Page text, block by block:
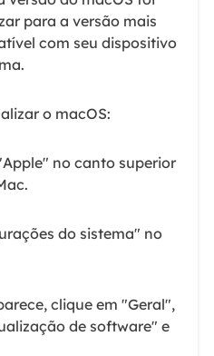
para a versão mais
com seu dispositivo
o macOS:
no canto superior
do sistema" no
clique em "Geral",
de software" e